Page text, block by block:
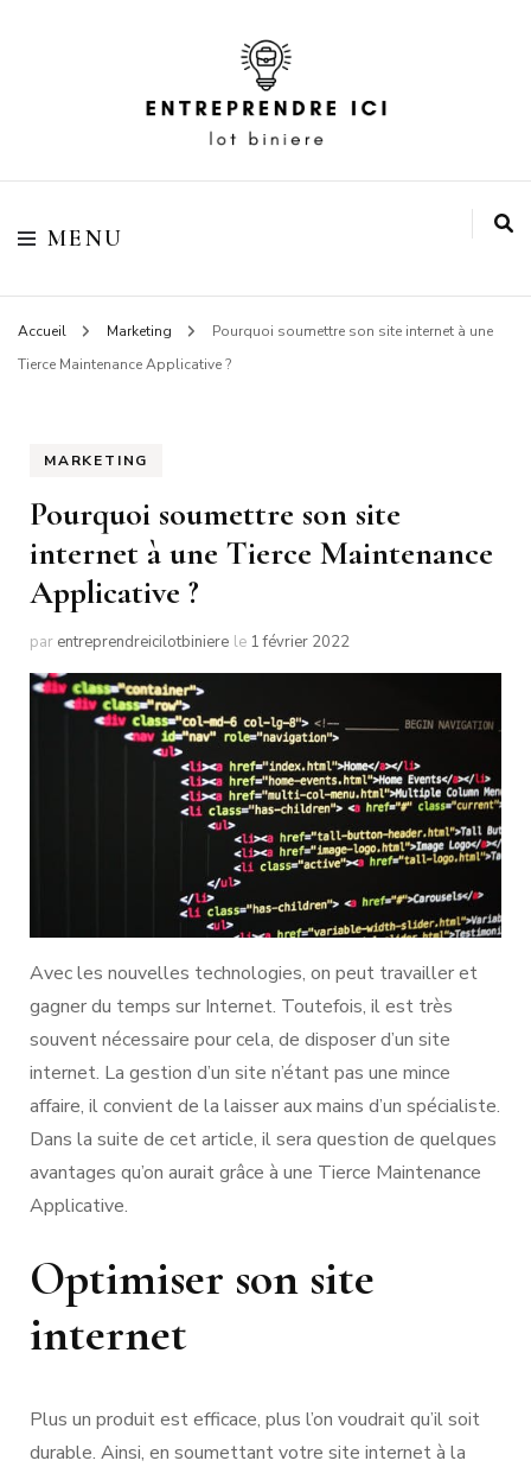
Entreprendre ici lot
MENU
Accueil Marketing
Pourquoi soumettre son site internet à une
Tierce Maintenance Applicative ?
MARKETING
Pourquoi soumettre son site
internet à une Tierce Maintenance
Applicative ?
par entreprendreicilotbiniere le 1 février 2022
Avec les nouvelles technologies, on peut travailler et
gagner du temps sur Internet. Toutefois, il est très
souvent nécessaire pour cela, de disposer d’un site
internet. La gestion d’un site n’étant pas une mince
affaire, il convient de la laisser aux mains d’un spécialiste.
Dans la suite de cet article, il sera question de quelques
avantages qu’on aurait grâce à une Tierce Maintenance
Applicative.
Optimiser son site
internet
Plus un produit est efficace, plus l’on voudrait qu’il soit
durable. Ainsi, en soumettant votre site internet à la